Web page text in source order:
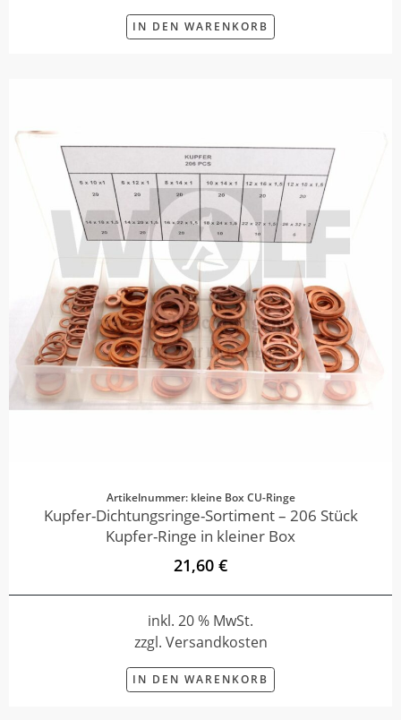
IN DEN WARENKORB
Artikelnummer: kleine Box CU-Ringe
Kupfer-Dichtungsringe-Sortiment – 206 Stück
Kupfer-Ringe in kleiner Box
21,60 €
inkl. 20 % MwSt.
zzgl. Versandkosten
IN DEN WARENKORB